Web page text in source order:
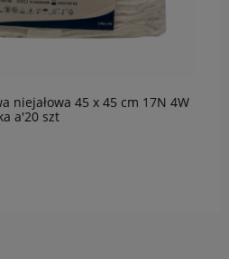
niejałowa 45 x 45 cm 17N 4W
a'20 szt
koszyka